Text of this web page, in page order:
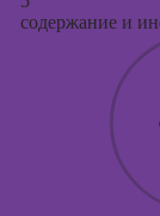
содержание и